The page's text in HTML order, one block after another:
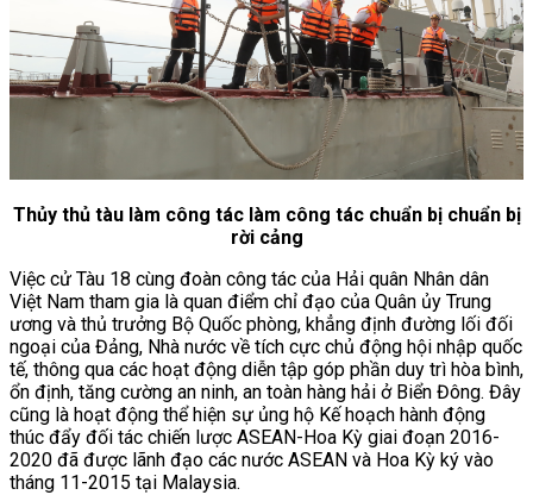
Thủy thủ tàu làm công tác làm công tác chuẩn bị chuẩn bị
rời cảng
Việc cử Tàu 18 cùng đoàn công tác của Hải quân Nhân dân
Việt Nam tham gia là quan điểm chỉ đạo của Quân ủy Trung
ương và thủ trưởng Bộ Quốc phòng, khẳng định đường lối đối
ngoại của Đảng, Nhà nước về tích cực chủ động hội nhập quốc
tế, thông qua các hoạt động diễn tập góp phần duy trì hòa bình,
ổn định, tăng cường an ninh, an toàn hàng hải ở Biển Đông. Đây
cũng là hoạt động thể hiện sự ủng hộ Kế hoạch hành động
thúc đẩy đối tác chiến lược ASEAN-Hoa Kỳ giai đoạn 2016-
2020 đã được lãnh đạo các nước ASEAN và Hoa Kỳ ký vào
tháng 11-2015 tại Malaysia.